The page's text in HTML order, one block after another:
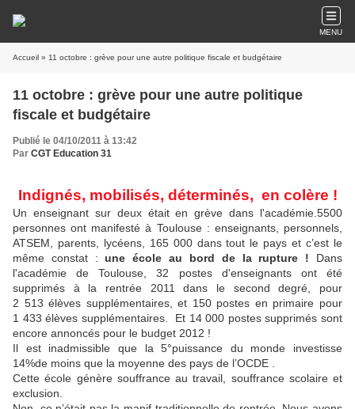
MENU
Accueil » 11 octobre : grève pour une autre politique fiscale et budgétaire
11 octobre : grève pour une autre politique
fiscale et budgétaire
Publié le 04/10/2011 à 13:42
Par CGT Education 31
Indignés, mobilisés, déterminés, en colère !
Un enseignant sur deux était en grève dans l'académie.5500
personnes ont manifesté à Toulouse : enseignants, personnels,
ATSEM, parents, lycéens, 165 000 dans tout le pays et c’est le
même constat :une école au bord de la rupture ! Dans
l'académie de Toulouse, 32 postes d'enseignants ont été
supprimés à la rentrée 2011 dans le second degré, pour
2 513 élèves supplémentaires, et 150 postes en primaire pour
1 433 élèves supplémentaires.
Et 14 000 postes supprimés sont
encore annoncés pour le budget 2012 !
Il est inadmissible que la 5°puissance du monde investisse
14%de moins que la moyenne des pays de l’OCDE .
Cette école génère souffrance au travail, souffrance scolaire et
exclusion.